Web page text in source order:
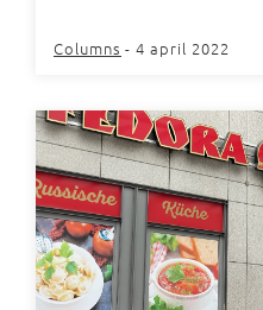
Columns - 4 april 2022